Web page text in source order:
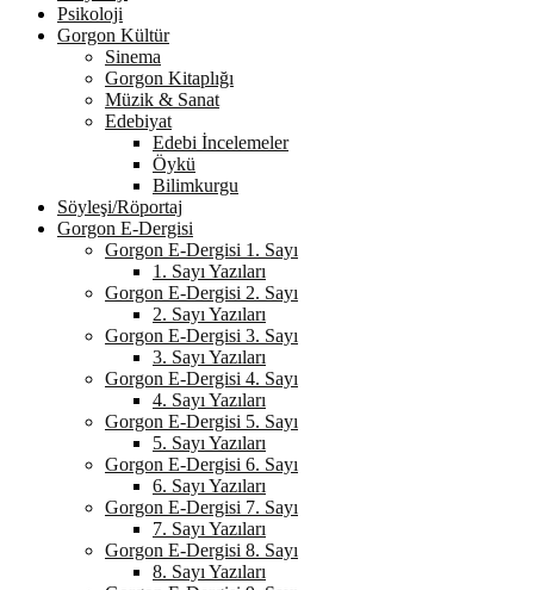
Psikoloji
Gorgon Kültür
Sinema
Gorgon Kitaplığı
Müzik & Sanat
Edebiyat
Edebi İncelemeler
Öykü
Bilimkurgu
Söyleşi/Röportaj
Gorgon E-Dergisi
Gorgon E-Dergisi 1. Sayı
1. Sayı Yazıları
Gorgon E-Dergisi 2. Sayı
2. Sayı Yazıları
Gorgon E-Dergisi 3. Sayı
3. Sayı Yazıları
Gorgon E-Dergisi 4. Sayı
4. Sayı Yazıları
Gorgon E-Dergisi 5. Sayı
5. Sayı Yazıları
Gorgon E-Dergisi 6. Sayı
6. Sayı Yazıları
Gorgon E-Dergisi 7. Sayı
7. Sayı Yazıları
Gorgon E-Dergisi 8. Sayı
8. Sayı Yazıları